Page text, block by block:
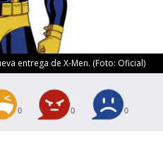
entrega de X-Men. (Foto: Oficial)
0 0 0